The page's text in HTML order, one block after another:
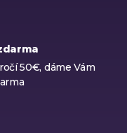
50€, dáme Vám